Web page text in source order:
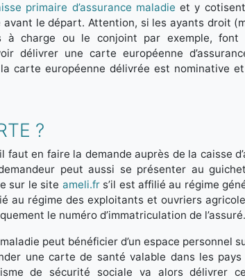
primaire d’assurance maladie et y
le départ. Attention, si les ayants droit
à charge ou le conjoint par exemple, font
délivrer une carte européenne
carte européenne délivrée est nominative
?
en faire la demande auprès de la caisse
peut aussi se présenter au
sur le site ameli.frs’il est affilié au régime
au régime des exploitants et ouvriers
le numéro d’immatriculation de l’assuré.
peut bénéficier d’un espace personnel
une carte de santé valable dans les pays
de sécurité sociale va alors délivrer